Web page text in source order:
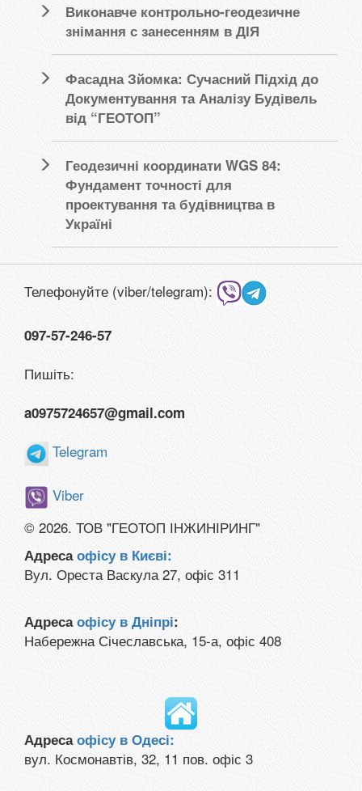
Виконавче контрольно-геодезичне
знімання с занесенням в ДІЯ
Фасадна Зйомка: Сучасний Підхід до
Документування та Аналізу Будівель
від “ГЕОТОП”
Геодезичні координати WGS 84:
Фундамент точності для
проектування та будівництва в
Україні
Телефонуйте (viber/telegram):
097-57-246-57
Пишіть:
a0975724657@gmail.com
Telegram
Viber
© 2026. ТОВ "ГЕОТОП ІНЖИНІРИНГ"
Адресаофісу в Києві:
Вул. Ореста Васкула 27, офіс 311
Адресаофісу в Дніпрі:
Набережна Січеславська, 15-а, офіс 408
Адресаофісу в Одесі:
вул. Космонавтів, 32, 11 пов. офіс 3